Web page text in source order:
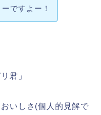
ですよー！
君」
いしさ(個人的見解で